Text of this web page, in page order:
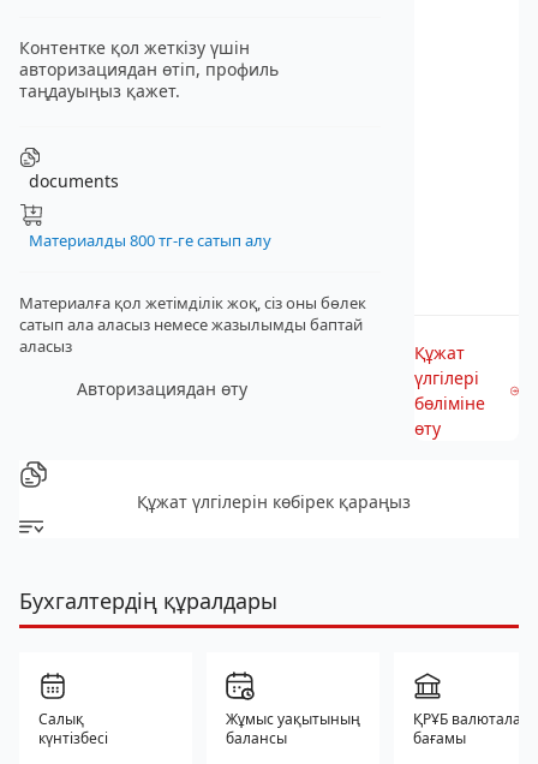
Контентке қол жеткізу үшін
авторизациядан өтіп, профиль
таңдауыңыз қажет.
documents
Материалды 800 тг-ге сатып алу
Материалға қол жетімділік жоқ, сіз оны бөлек
сатып ала аласыз немесе жазылымды баптай
аласыз
Авторизациядан өту
Құжат
үлгілері
бөліміне
өту
Құжат үлгілерін көбірек қараңыз
Бухгалтердің құралдары
Салық
күнтізбесі
Жұмыс уақытының
балансы
ҚРҰБ валюталар
бағамы